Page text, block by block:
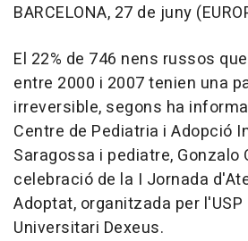
BARCELONA, 27 de juny
El 22% de 746 nens russos
entre 2000 i 2007 tenien una
irreversible, segons ha
Centre de Pediatria i Adopció
Saragossa i pediatre, Gonzalo
celebració de la I Jornada
Adoptat, organitzada per
Universitari Dexeus.